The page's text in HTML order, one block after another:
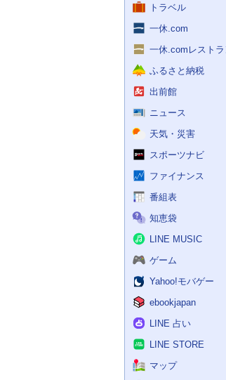
トラベル
一休.com
一休.comレストラ
ふるさと納税
出前館
ニュース
天気・災害
スポーツナビ
ファイナンス
番組表
知恵袋
LINE MUSIC
ゲーム
Yahoo!モバゲー
ebookjapan
LINE 占い
LINE STORE
マップ